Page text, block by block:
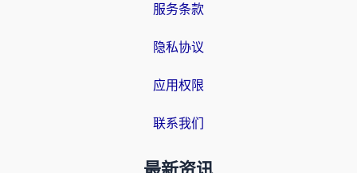
服务条款
隐私协议
应用权限
联系我们